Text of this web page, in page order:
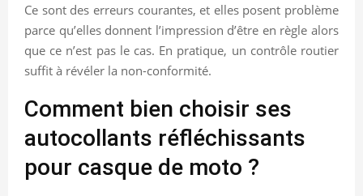
Ce sont des erreurs courantes, et elles posent problème
parce qu’elles donnent l’impression d’être en règle alors
que ce n’est pas le cas. En pratique, un contrôle routier
suffit à révéler la non-conformité.
Comment bien choisir ses
autocollants réfléchissants
pour casque de moto ?